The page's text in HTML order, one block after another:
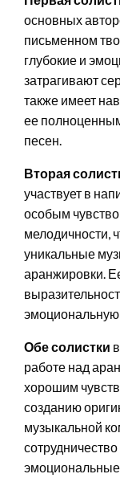
основных
письменном
глубокие и
затрагивают
также имеет
ее
песен.
Вторая
участвует в
особым
мелодичности,
уникальные
аранжировки.
Обе солистки
работе над
хорошим
созданию
музыкальной
эмоциональные